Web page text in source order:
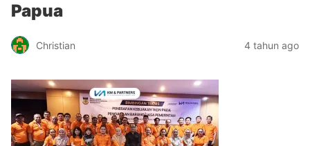
Papua
Christian 4 tahun ago